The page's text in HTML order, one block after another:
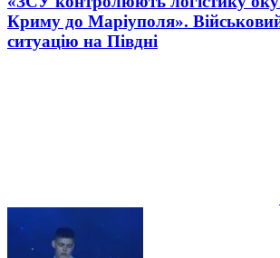
Криму до Маріуполя».
ситуацію на Півдні